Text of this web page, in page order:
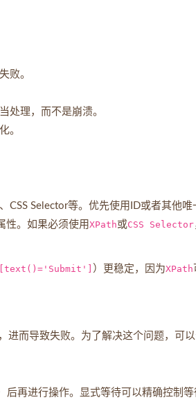
败。
处理，而不是崩溃。
。
Selector等。优先使用ID或者其他唯
性。如果必须使用XPath或CSS Selector
）更稳定，因为XPath
进而导致失败。为了解决这个问题，可
后再进行操作。显式等待可以精确控制等